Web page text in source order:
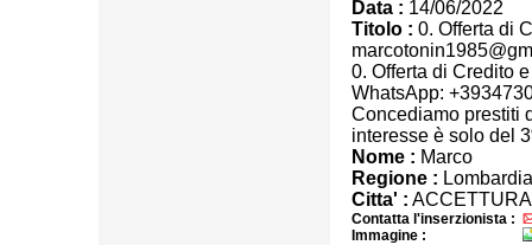
Data : 14/06/2022
Titolo : 0. Offerta di
0. Offerta di Credito
WhatsApp:
Concediamo prestiti
interesse è solo del
Nome : Marco
Regione : Lombardia
Citta' :
Contatta l'inserzionista :
Immagine :